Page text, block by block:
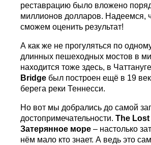
реставрацию было вложено
миллионов долларов. Надеемся,
сможем оценить результат!
А как же не прогуляться по
длинных пешеходных мостов в
находится тоже здесь, в
Bridge был построен ещё в 19
берега реки Теннесси.
Но вот мы добрались до самой
достопримечательности.The Lost
Затерянное море – настолько
нём мало кто знает. А ведь это